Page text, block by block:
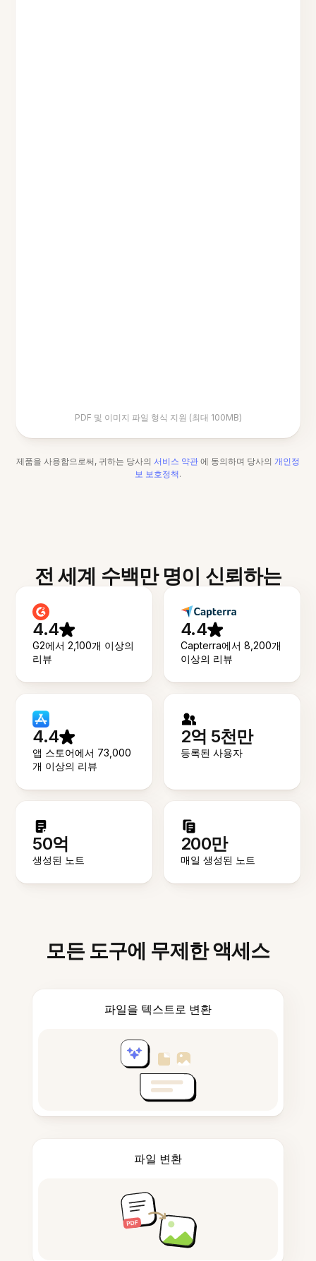
PDF 및 이미지 파일 형식 지원 (최대 100MB)
제품을 사용함으로써, 귀하는 당사의 서비스 약관 에 동의하며 당사의 개인정
보 보호정책.
전 세계 수백만 명이 신뢰하는
4.4
G2에서 2,100개 이상의
리뷰
4.4
Capterra에서 8,200개
이상의 리뷰
4.4
앱 스토어에서 73,000
개 이상의 리뷰
2억 5천만
등록된 사용자
50억
생성된 노트
200만
매일 생성된 노트
모든 도구에 무제한 액세스
파일을 텍스트로 변환
파일 변환